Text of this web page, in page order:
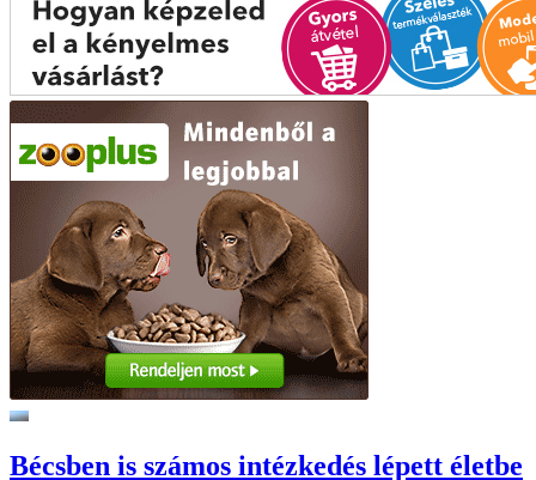
Bécsben is számos intézkedés lépett életbe